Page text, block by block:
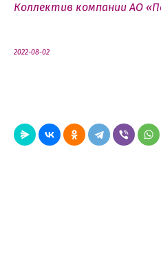
Коллектив компании АО
2022-08-02